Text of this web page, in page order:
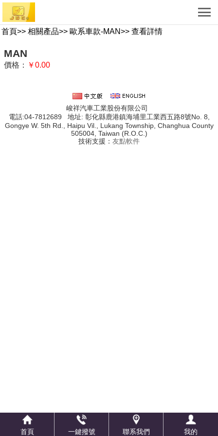
首頁>> 相關產品>> 歐系車款-MAN>> 查看詳情
MAN
價格： ￥0.00
峻祥汽車工業股份有限公司
電話:04-7812689 地址: 彰化縣鹿港鎮海埔里工業西五路8號No. 8,
Gongye W. 5th Rd., Haipu Vil., Lukang Township, Changhua County
505004, Taiwan (R.O.C.)
技術支援： 友點軟件
首頁 一鍵撥號 聯系我們 我的